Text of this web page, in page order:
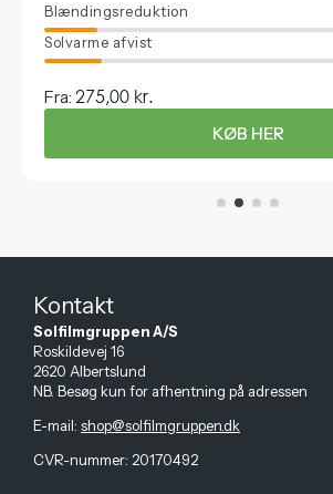
Blændingsreduktion
Solvarme afvist
Fra: 275,00 kr.
KØB HER
Kontakt
Solfilmgruppen A/S
Roskildevej 16
2620 Albertslund
NB. Besøg kun for afhentning på adressen
E-mail: shop@solfilmgruppen.dk
CVR-nummer: 20170492